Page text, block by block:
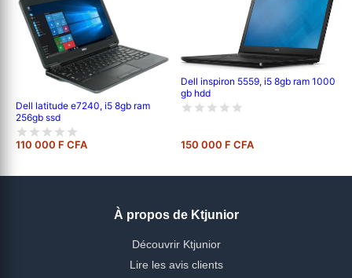
Dell latitude e7240, i5 8gb ram
256gb ssd
110 000 F CFA
Dell inspiron 5559, i5 8gb ram 1000
gb hdd
150 000 F CFA
À propos de Ktjunior
Découvrir Ktjunior
Lire les avis clients